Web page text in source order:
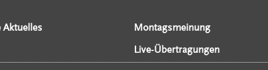
Aktuelles Montagsmeinung
Live-Übertragungen